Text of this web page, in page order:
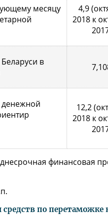
месяцу
4,9
2018 к
в
12,2
2018 к
финансовая
средств по